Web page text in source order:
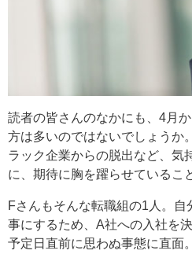
読者の皆さんのなかにも、4月
方は多いのではないでしょうか
ラック企業からの脱出など、気
に、期待に胸を躍らせているこ
Fさんもそんな転職組の1人。
事にするため、A社への入社を
予定日直前に思わぬ事態に直面